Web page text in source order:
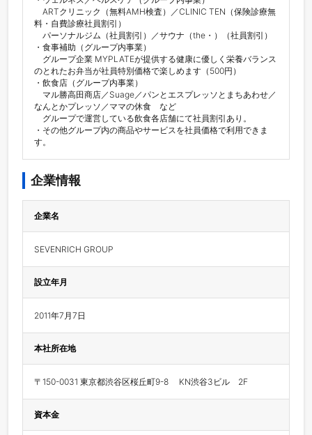
ARTクリニック（無料AMH検査）／CLINIC TEN（保険診療無
料・自費診療社員割引）
パーソナルジム（社員割引）／サウナ（the・）（社員割引）
・食事補助（グループ内事業）
グループ企業 MYPLATEが提供する健康に優しく栄養バランス
のとれたお弁当が社員特別価格で楽しめます（500円）
・飲食店（グループ内事業）
マル勝高田商店／Suage／パンとエスプレッソとまちあわせ／
なんとかプレッソ／ママの休食　など
グループで運営している飲食各店舗にて社員割引あり。
・その他グループ内の商品やサービスを社員価格で利用できま
す。
企業情報
企業名
SEVENRICH GROUP
設立年月
2011年7月7日
本社所在地
〒150-0031 東京都渋谷区桜丘町9-8　 KN渋谷3ビル　2F
資本金